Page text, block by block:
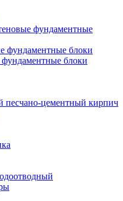
фундаментные
фундаментные блоки
блоки
песчано-цементный кирпич